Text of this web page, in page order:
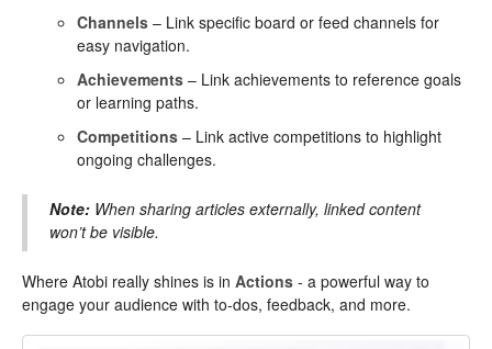
Channels – Link specific board or feed channels for
easy navigation.
Achievements – Link achievements to reference goals
or learning paths.
Competitions – Link active competitions to highlight
ongoing challenges.
Note: When sharing articles externally, linked content
won’t be visible.
Where Atobi really shines is in Actions - a powerful way to
engage your audience with to-dos, feedback, and more.